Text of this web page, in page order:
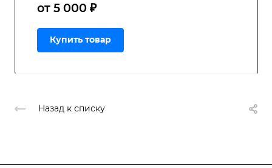
от 5 000 ₽
Купить товар
Назад к списку